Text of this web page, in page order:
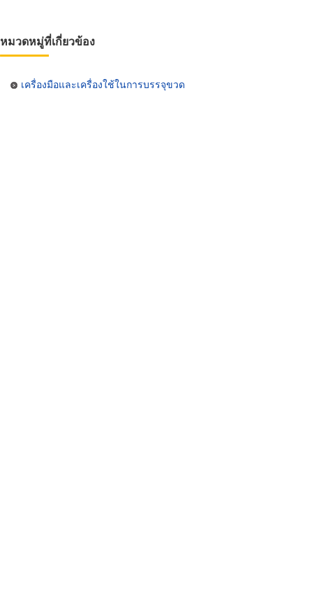
หมวดหมู่ที่เกี่ยวข้อง
เครื่องมือและเครื่องใช้ในการบรรจุขวด